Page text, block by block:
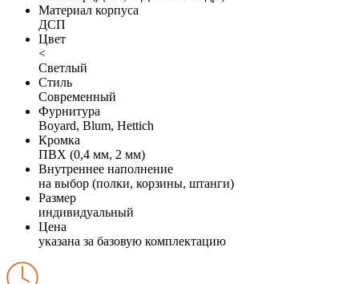
Материал корпуса
ДСП
Цвет
<
Светлый
Стиль
Современный
Фурнитура
Boyard, Blum, Hettich
Кромка
ПВХ (0,4 мм, 2 мм)
Внутреннее наполнение
на выбор (полки, корзины, штанги)
Размер
индивидуальный
Цена
указана за базовую комплектацию